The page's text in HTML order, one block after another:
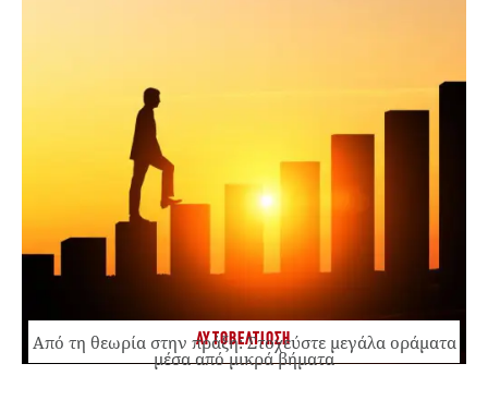
ΑΥΤΟΒΕΛΤΙΩΣΗ
Από τη θεωρία στην πράξη: Στοχεύστε μεγάλα οράματα
μέσα από μικρά βήματα